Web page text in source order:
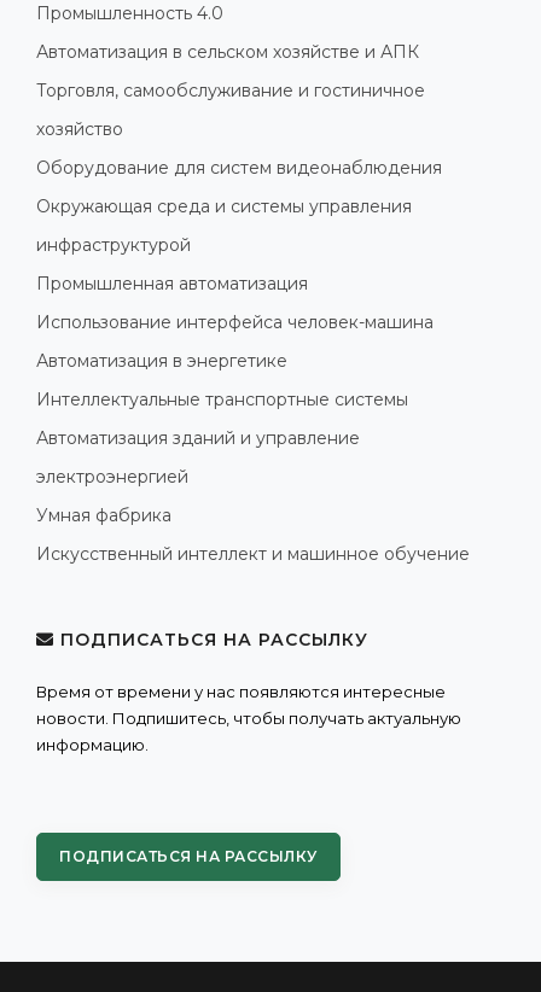
Промышленность 4.0
Автоматизация в сельском хозяйстве и АПК
Торговля, самообслуживание и гостиничное
хозяйство
Оборудование для систем видеонаблюдения
Окружающая среда и системы управления
инфраструктурой
Промышленная автоматизация
Использование интерфейса человек-машина
Автоматизация в энергетике
Интеллектуальные транспортные системы
Автоматизация зданий и управление
электроэнергией
Умная фабрика
Искусственный интеллект и машинное обучение
ПОДПИСАТЬСЯ НА РАССЫЛКУ
Время от времени у нас появляются интересные
новости. Подпишитесь, чтобы получать актуальную
информацию.
ПОДПИСАТЬСЯ НА РАССЫЛКУ